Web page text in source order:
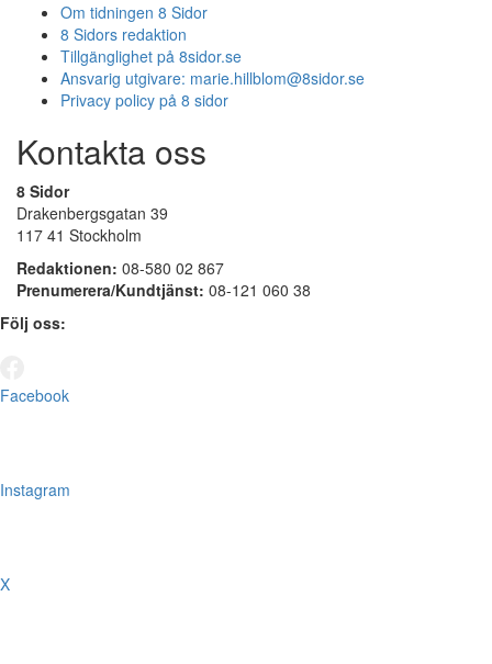
Om tidningen 8 Sidor
8 Sidors redaktion
Tillgänglighet på 8sidor.se
Ansvarig utgivare: marie.hillblom@8sidor.se
Privacy policy på 8 sidor
Kontakta oss
8 Sidor
Drakenbergsgatan 39
117 41 Stockholm
Redaktionen: 08-580 02 867
Prenumerera/Kundtjänst: 08-121 060 38
Följ oss:
Facebook
Instagram
X